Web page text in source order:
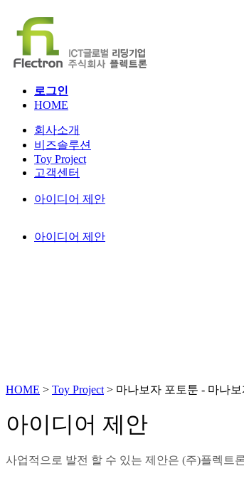
로그인
HOME
회사소개
비즈솔루션
Toy Project
고객센터
아이디어 제안
아이디어 제안
HOME > Toy Project > 마나보자 포토툰 - 마나
아이디어 제안
사업적으로 발전 할 수 있는 제안은 (주)플렉트